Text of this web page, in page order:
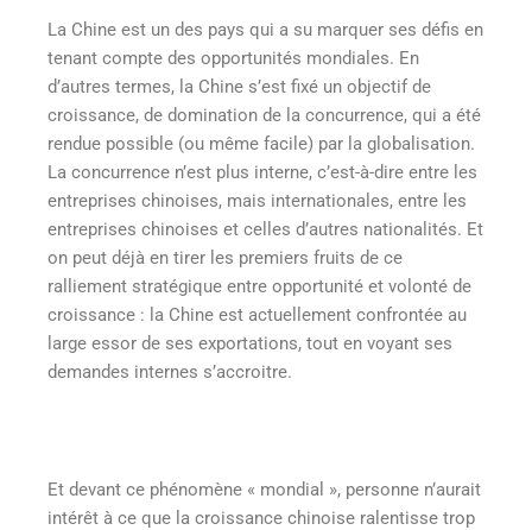
La Chine est un des pays qui a su marquer ses défis en
tenant compte des opportunités mondiales. En
d’autres termes, la Chine s’est fixé un objectif de
croissance, de domination de la concurrence, qui a été
rendue possible (ou même facile) par la globalisation.
La concurrence n’est plus interne, c’est-à-dire entre les
entreprises chinoises, mais internationales, entre les
entreprises chinoises et celles d’autres nationalités. Et
on peut déjà en tirer les premiers fruits de ce
ralliement stratégique entre opportunité et volonté de
croissance : la Chine est actuellement confrontée au
large essor de ses exportations, tout en voyant ses
demandes internes s’accroitre.
Et devant ce phénomène « mondial », personne n’aurait
intérêt à ce que la croissance chinoise ralentisse trop